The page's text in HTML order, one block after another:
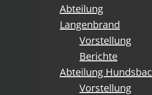
Abteilung
Langenbrand
Vorstellung
Berichte
Abteilung
Vorstellung